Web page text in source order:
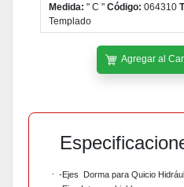
Medida: " C " Código: 064310
Templado
Agregar al
· -Ejes Dorma para Quicio